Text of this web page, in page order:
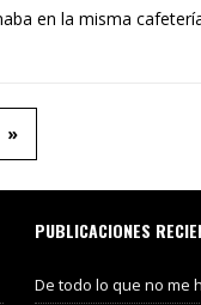
en la misma
»
PUBLICACIONES
De todo lo que no me